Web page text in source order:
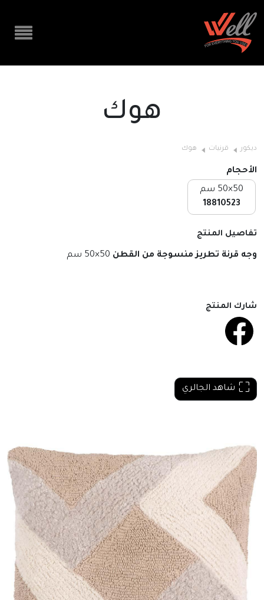
هوك
ديكور قرنيات هوك
الأحجام
50×50 سم
18810523
تفاصيل المنتج
وجه قرنة تطريز منسوجة من القطن 50×50 سم
شارك المنتج
شاهد الجالري